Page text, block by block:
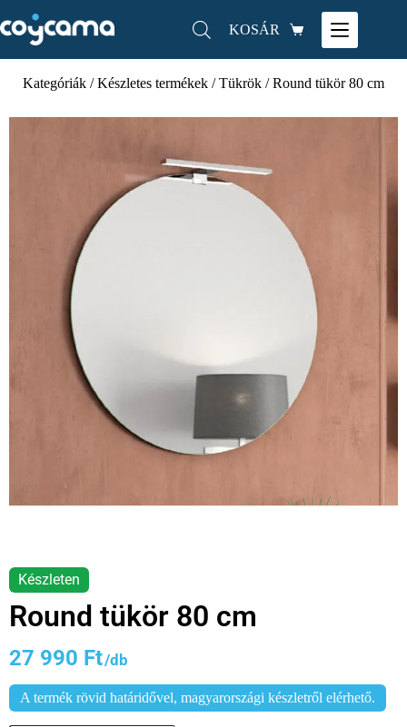
KOSÁR
Kategóriák /Készletes termékek /Tükrök / Round tükör 80 cm
Round tükör 80 cm
27 990 Ft
A termék rövid határidővel, magyarországi készletről elérhető.